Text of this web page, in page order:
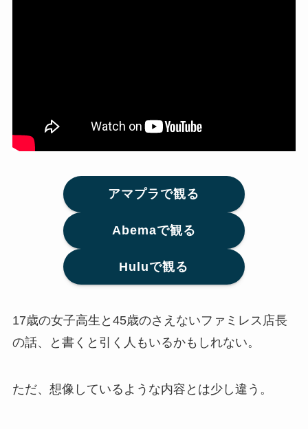
アマプラで観る
Abemaで観る
Huluで観る
17歳の女子高生と45歳のさえないファミレス店長
の話、と書くと引く人もいるかもしれない。
ただ、想像しているような内容とは少し違う。